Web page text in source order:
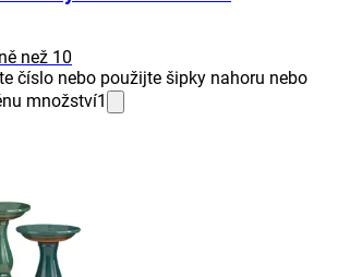
než 10
číslo nebo použijte šipky nahoru nebo
množství1